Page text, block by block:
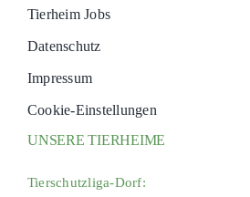
Tierheim Jobs
Datenschutz
Impressum
Cookie-Einstellungen
UNSERE TIERHEIME
Tierschutzliga-Dorf: